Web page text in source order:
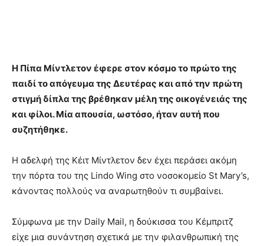
Η Πίπα Μίντλετον έφερε στον κόσμο το πρώτο της
παιδί το απόγευμα της Δευτέρας και από την πρώτη
στιγμή δίπλα της βρέθηκαν μέλη της οικογένειάς της
και φίλοι. Μία απουσία, ωστόσο, ήταν αυτή που
συζητήθηκε.
Η αδελφή της Κέιτ Μίντλετον δεν έχει περάσει ακόμη
την πόρτα του της Lindo Wing στο νοσοκομείο St Mary’s,
κάνοντας πολλούς να αναρωτηθούν τι συμβαίνει.
Σύμφωνα με την Daily Mail, η δούκισσα του Κέμπριτζ
είχε μια συνάντηση σχετικά με την φιλανθρωπική της